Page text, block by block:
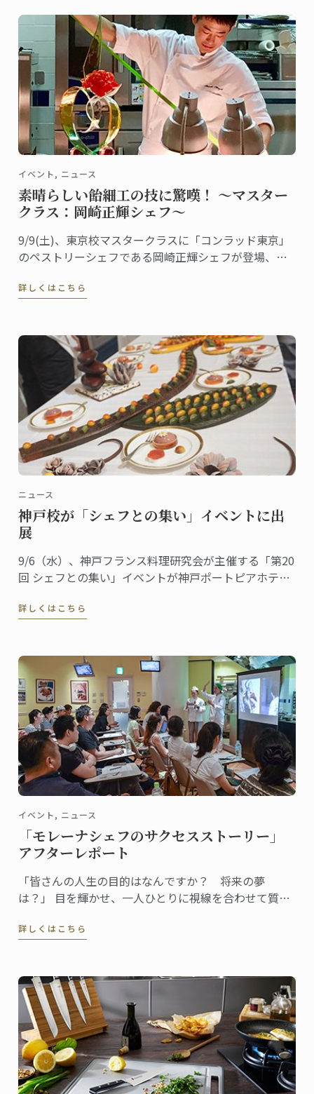
取得しました。
イベント, ニュース
素晴らしい飴細工の技に驚嘆！ ～マスター
クラス：岡崎正輝シェフ～
9/9(土)、東京校マスタークラスに「コンラッド東京」
のペストリーシェフである岡崎正輝シェフが登場、シ
た。
詳しくはこちら
ニュース
神戸校が「シェフとの集い」イベントに出
展
9/6（水）、神戸フランス料理研究会が主催する「第20
回 シェフとの集い」イベントが神戸ポートピアホテル
ースを出展しました。
詳しくはこちら
イベント, ニュース
「モレーナシェフのサクセスストーリー」
アフターレポート
「皆さんの人生の目的はなんですか？ 将来の夢
は？」 目を輝かせ、一人ひとりに視線を合わせて質問
存在感が漂います。参加者の回答を聞きながら、温か
詳しくはこちら